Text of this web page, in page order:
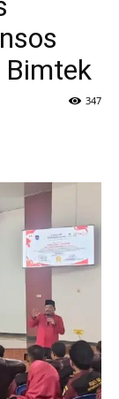
Bimtek
347